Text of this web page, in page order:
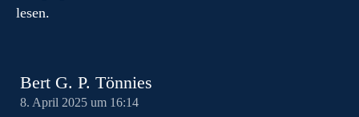
lesen.
Bert G. P. Tönnies
8. April 2025 um 16:14